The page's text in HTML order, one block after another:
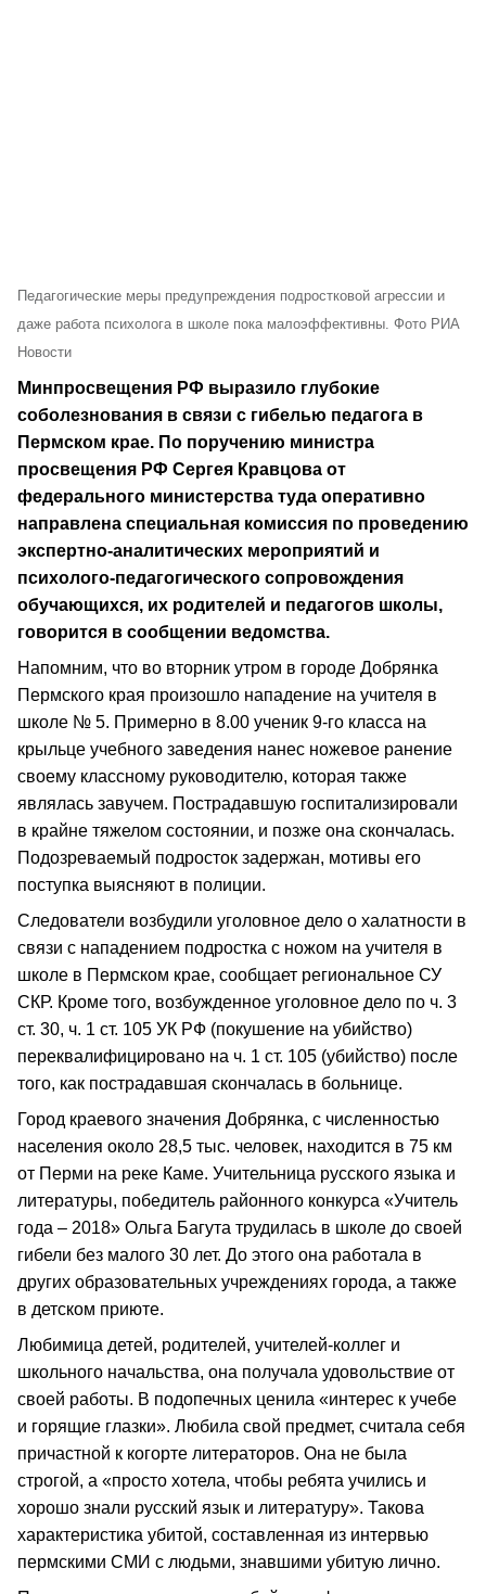
Педагогические меры предупреждения подростковой агрессии и
даже работа психолога в школе пока малоэффективны. Фото РИА
Новости
Минпросвещения РФ выразило глубокие
соболезнования в связи с гибелью педагога в
Пермском крае. По поручению министра
просвещения РФ Сергея Кравцова от
федерального министерства туда оперативно
направлена специальная комиссия по проведению
экспертно-аналитических мероприятий и
психолого-педагогического сопровождения
обучающихся, их родителей и педагогов школы,
говорится в сообщении ведомства.
Напомним, что во вторник утром в городе Добрянка
Пермского края произошло нападение на учителя в
школе № 5. Примерно в 8.00 ученик 9-го класса на
крыльце учебного заведения нанес ножевое ранение
своему классному руководителю, которая также
являлась завучем. Пострадавшую госпитализировали
в крайне тяжелом состоянии, и позже она скончалась.
Подозреваемый подросток задержан, мотивы его
поступка выясняют в полиции.
Следователи возбудили уголовное дело о халатности в
связи с нападением подростка с ножом на учителя в
школе в Пермском крае, сообщает региональное СУ
СКР. Кроме того, возбужденное уголовное дело по ч. 3
ст. 30, ч. 1 ст. 105 УК РФ (покушение на убийство)
переквалифицировано на ч. 1 ст. 105 (убийство) после
того, как пострадавшая скончалась в больнице.
Город краевого значения Добрянка, с численностью
населения около 28,5 тыс. человек, находится в 75 км
от Перми на реке Каме. Учительница русского языка и
литературы, победитель районного конкурса «Учитель
года – 2018» Ольга Багута трудилась в школе до своей
гибели без малого 30 лет. До этого она работала в
других образовательных учреждениях города, а также
в детском приюте.
Любимица детей, родителей, учителей-коллег и
школьного начальства, она получала удовольствие от
своей работы. В подопечных ценила «интерес к учебе
и горящие глазки». Любила свой предмет, считала себя
причастной к когорте литераторов. Она не была
строгой, а «просто хотела, чтобы ребята учились и
хорошо знали русский язык и литературу». Такова
характеристика убитой, составленная из интервью
пермскими СМИ с людьми, знавшими убитую лично.